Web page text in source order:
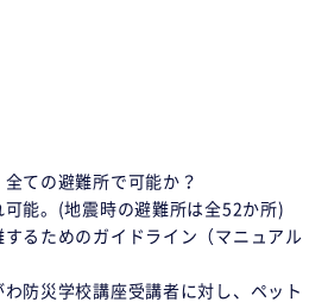
ての避難所で可能か？
能。(地震時の避難所は全52か所)
るためのガイドライン（マニュアル
防災学校講座受講者に対し、ペット